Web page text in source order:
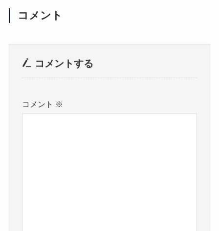
コメント
コメントする
コメント ※